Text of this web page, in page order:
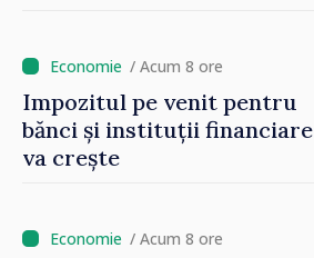
taxare mai echitabilă
/ Acum 8 ore
Impozitul pe venit pentru
bănci și instituții financiare
va crește
/ Acum 8 ore